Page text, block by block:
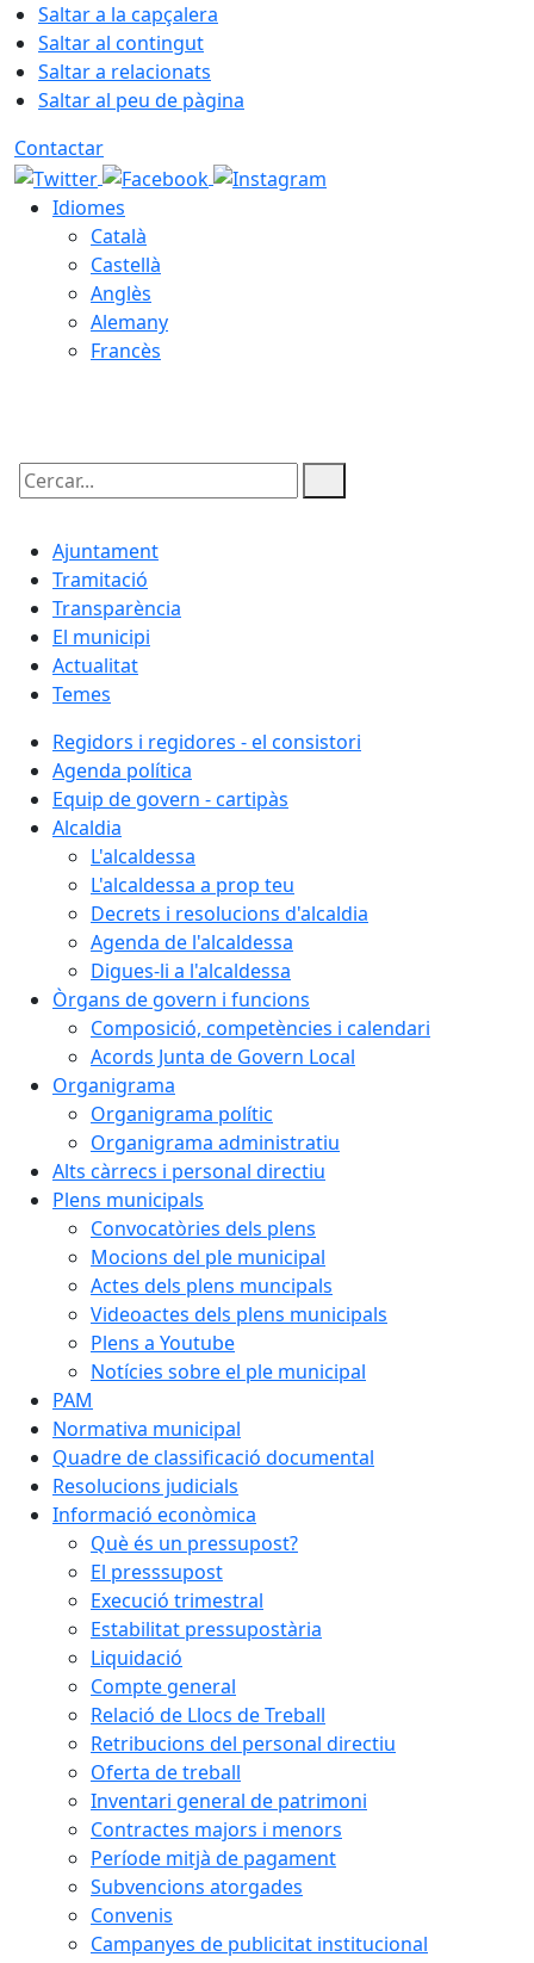
Saltar a la capçalera
Saltar al contingut
Saltar a relacionats
Saltar al peu de pàgina
Contactar
Idiomes
Català
Castellà
Anglès
Alemany
Francès
Cercar:
Ajuntament
Tramitació
Transparència
El municipi
Actualitat
Temes
Regidors i regidores - el consistori
Agenda política
Equip de govern - cartipàs
Alcaldia
L'alcaldessa
L'alcaldessa a prop teu
Decrets i resolucions d'alcaldia
Agenda de l'alcaldessa
Digues-li a l'alcaldessa
Òrgans de govern i funcions
Composició, competències i calendari
Acords Junta de Govern Local
Organigrama
Organigrama polític
Organigrama administratiu
Alts càrrecs i personal directiu
Plens municipals
Convocatòries dels plens
Mocions del ple municipal
Actes dels plens muncipals
Videoactes dels plens municipals
Plens a Youtube
Notícies sobre el ple municipal
PAM
Normativa municipal
Quadre de classificació documental
Resolucions judicials
Informació econòmica
Què és un pressupost?
El presssupost
Execució trimestral
Estabilitat pressupostària
Liquidació
Compte general
Relació de Llocs de Treball
Retribucions del personal directiu
Oferta de treball
Inventari general de patrimoni
Contractes majors i menors
Període mitjà de pagament
Subvencions atorgades
Convenis
Campanyes de publicitat institucional